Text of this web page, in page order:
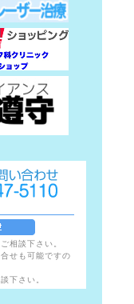
相談下さい。
せも可能ですの
下さい。